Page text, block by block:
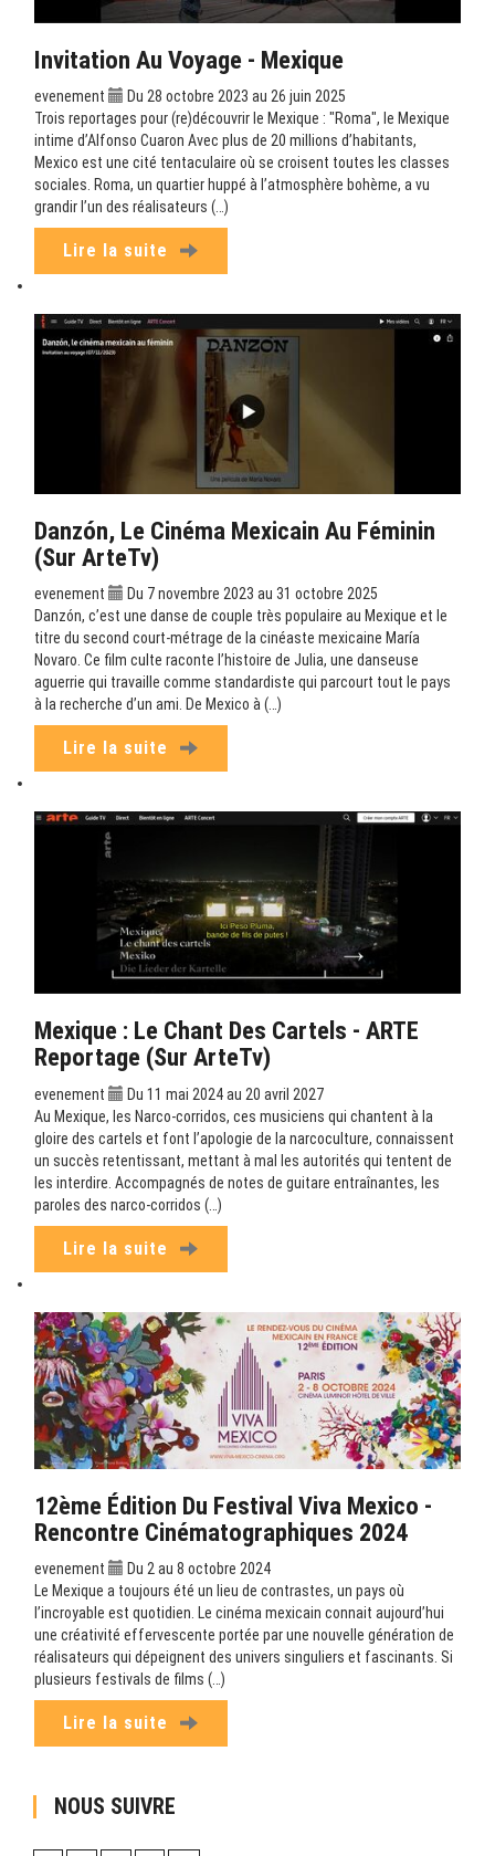
Invitation Au Voyage - Mexique
evenement
Du 28 octobre 2023 au 26 juin 2025
Trois reportages pour (re)découvrir le Mexique : "Roma", le Mexique
intime d’Alfonso Cuaron Avec plus de 20 millions d’habitants,
Mexico est une cité tentaculaire où se croisent toutes les classes
sociales. Roma, un quartier huppé à l’atmosphère bohème, a vu
grandir l’un des réalisateurs (…)
Lire la suite
Danzón, Le Cinéma Mexicain Au Féminin
(sur ArteTv)
evenement
Du 7 novembre 2023 au 31 octobre 2025
Danzón, c’est une danse de couple très populaire au Mexique et le
titre du second court-métrage de la cinéaste mexicaine María
Novaro. Ce film culte raconte l’histoire de Julia, une danseuse
aguerrie qui travaille comme standardiste qui parcourt tout le pays
à la recherche d’un ami. De Mexico à (…)
Lire la suite
Mexique : Le Chant Des Cartels - ARTE
Reportage (sur ArteTv)
evenement
Du 11 mai 2024 au 20 avril 2027
Au Mexique, les Narco-corridos, ces musiciens qui chantent à la
gloire des cartels et font l’apologie de la narcoculture, connaissent
un succès retentissant, mettant à mal les autorités qui tentent de
les interdire. Accompagnés de notes de guitare entraînantes, les
paroles des narco-corridos (…)
Lire la suite
12ème Édition Du Festival Viva Mexico -
Rencontre Cinématographiques 2024
evenement
Du 2 au 8 octobre 2024
Le Mexique a toujours été un lieu de contrastes, un pays où
l’incroyable est quotidien. Le cinéma mexicain connait aujourd’hui
une créativité effervescente portée par une nouvelle génération de
réalisateurs qui dépeignent des univers singuliers et fascinants. Si
plusieurs festivals de films (…)
Lire la suite
NOUS SUIVRE